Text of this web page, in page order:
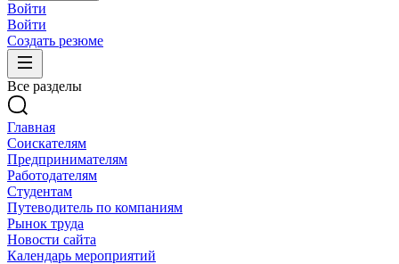
Войти
Войти
Создать резюме
Все разделы
Главная
Соискателям
Предпринимателям
Работодателям
Студентам
Путеводитель по компаниям
Рынок труда
Новости сайта
Календарь мероприятий